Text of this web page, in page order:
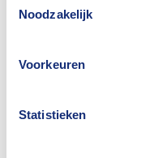
Noodzakelijk
Voorkeuren
Statistieken
3. Hoe
“Goed. De